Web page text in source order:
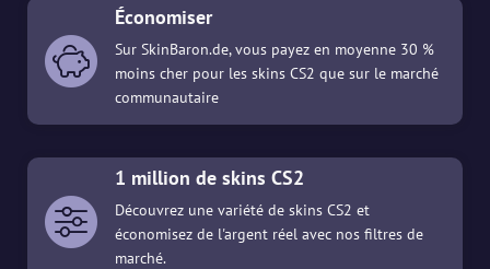
Économiser
Sur SkinBaron.de, vous payez en moyenne 30 %
moins cher pour les skins CS2 que sur le marché
communautaire
1 million de skins CS2
Découvrez une variété de skins CS2 et
économisez de l'argent réel avec nos filtres de
marché.